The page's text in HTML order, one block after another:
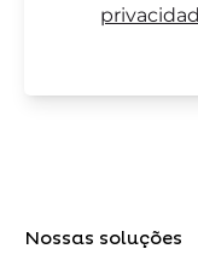
Nossas soluções